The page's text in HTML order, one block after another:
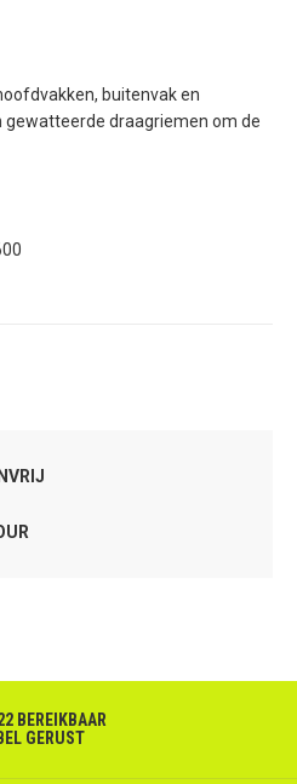
buitenvak en
gewatteerde draagriemen om de
BEREIKBAAR
BEL GERUST